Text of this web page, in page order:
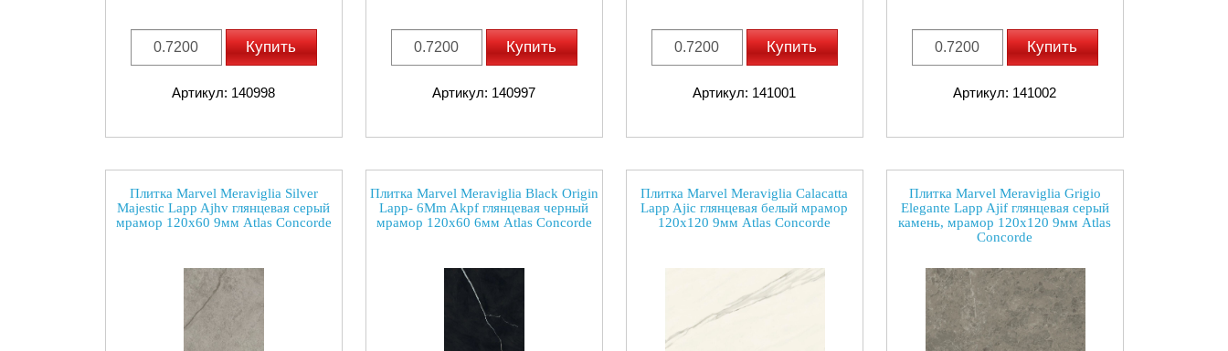
Купить
Артикул: 140998
Купить
Артикул: 140997
Купить
Артикул: 141001
Купить
Артикул: 141002
Плитка Marvel Meraviglia Silver
Majestic Lapp Ajhv глянцевая серый
мрамор 120x60 9мм Atlas Concorde
Плитка Marvel Meraviglia Black Origin
Lapp- 6Mm Akpf глянцевая черный
мрамор 120x60 6мм Atlas Concorde
Плитка Marvel Meraviglia Calacatta
Lapp Ajic глянцевая белый мрамор
120x120 9мм Atlas Concorde
Плитка Marvel Meraviglia Grigio
Elegante Lapp Ajif глянцевая серый
камень, мрамор 120x120 9мм Atlas
Concorde